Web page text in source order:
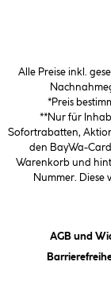
Alle Preise inkl.
*Preis
**Nur für
Sofortrabatten,
den BayWa-
Warenkorb und
Nummer.
AGB und